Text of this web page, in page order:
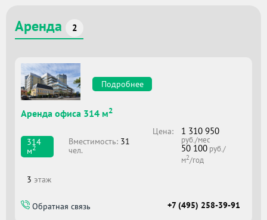
Аренда 2
Подробнее
Аренда офиса 314 м2
314
м2
Вместимоcть: 31
чел.
Цена: 1 310 950
руб./мес
50 100руб./
м2/год
3 этаж
Обратная связь +7 (495) 258-39-91